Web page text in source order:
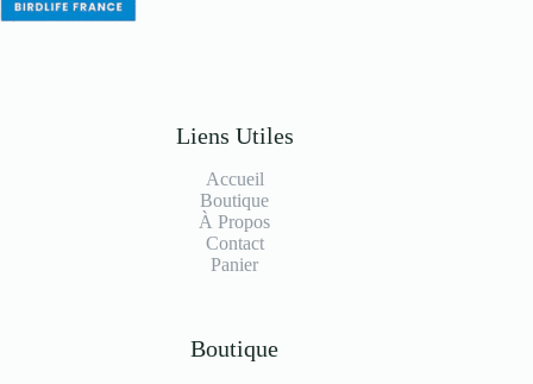
Liens Utiles
Accueil
Boutique
À Propos
Contact
Panier
Boutique